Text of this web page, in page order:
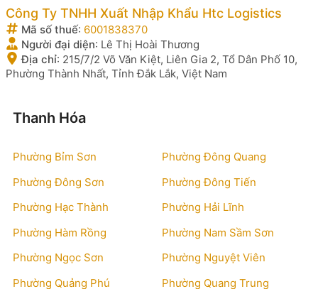
Công Ty TNHH Xuất Nhập Khẩu Htc Logistics
Mã số thuế: 6001838370
Người đại diện: Lê Thị Hoài Thương
Địa chỉ: 215/7/2 Võ Văn Kiệt, Liên Gia 2, Tổ Dân Phố 10,
Phường Thành Nhất, Tỉnh Đắk Lắk, Việt Nam
Thanh Hóa
Phường Bỉm Sơn
Phường Đông Quang
Phường Đông Sơn
Phường Đông Tiến
Phường Hạc Thành
Phường Hải Lĩnh
Phường Hàm Rồng
Phường Nam Sầm Sơn
Phường Ngọc Sơn
Phường Nguyệt Viên
Phường Quảng Phú
Phường Quang Trung